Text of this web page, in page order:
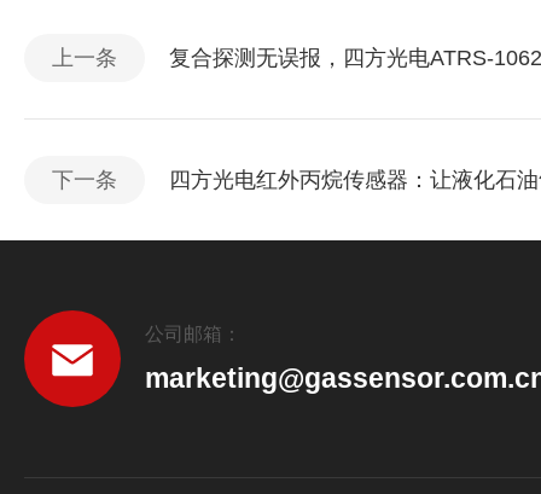
上一条 复合探测无误报，四方光电ATRS-
下一条 四方光电红外丙烷传感器：让液化石
公司邮箱：